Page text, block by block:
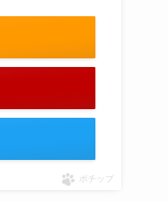
ポチップ